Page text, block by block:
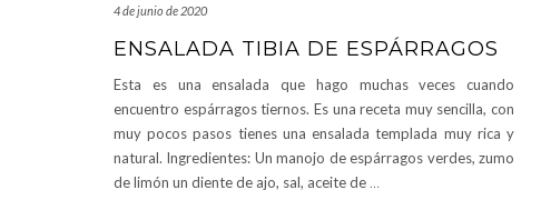
4 de junio de 2020
ENSALADA TIBIA DE ESPÁRRAGOS
Esta es una ensalada que hago muchas veces cuando
encuentro espárragos tiernos. Es una receta muy sencilla, con
muy pocos pasos tienes una ensalada templada muy rica y
natural. Ingredientes: Un manojo de espárragos verdes, zumo
de limón un diente de ajo, sal, aceite de …